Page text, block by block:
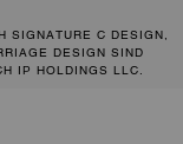
SIGNATURE C DESIGN,
DESIGN SIND
IP HOLDINGS LLC.